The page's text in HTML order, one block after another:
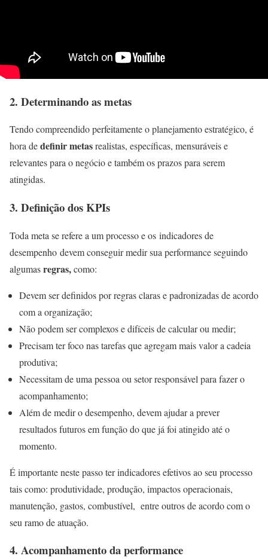
2. Determinando as metas
Tendo compreendido perfeitamente o planejamento estratégico, é
hora dedefinir metasrealistas, específicas, mensuráveis e
relevantes para o negócio e também os prazos para serem
atingidas.
3. Definição dos KPIs
Toda meta se refere a um processo e os indicadores de
desempenho devem conseguir medir sua performance seguindo
algumasregras,como:
Devem ser definidos por regras claras e padronizadas de acordo
com a organização;
Não podem ser complexos e difíceis de calcular ou medir;
Precisam ter foco nas tarefas que agregam mais valor a cadeia
produtiva;
Necessitam de uma pessoa ou setor responsável para fazer o
acompanhamento;
Além de medir o desempenho, devem ajudar a prever
resultados futuros em função do que já foi atingido até o
momento.
É importante neste passo ter indicadores efetivos ao seu processo
tais como: produtividade, produção, impactos operacionais,
manutenção, gastos, combustível, entre outros de acordo com o
seu ramo de atuação.
4. Acompanhamento da performance